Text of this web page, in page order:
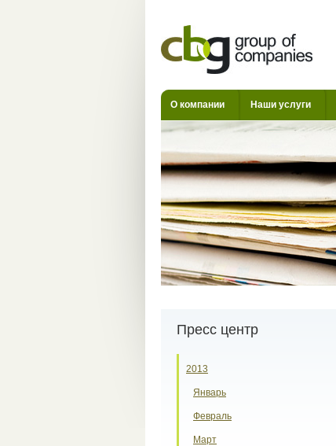
О компании Наши услуги
Пресс центр
2013
Январь
Февраль
Март